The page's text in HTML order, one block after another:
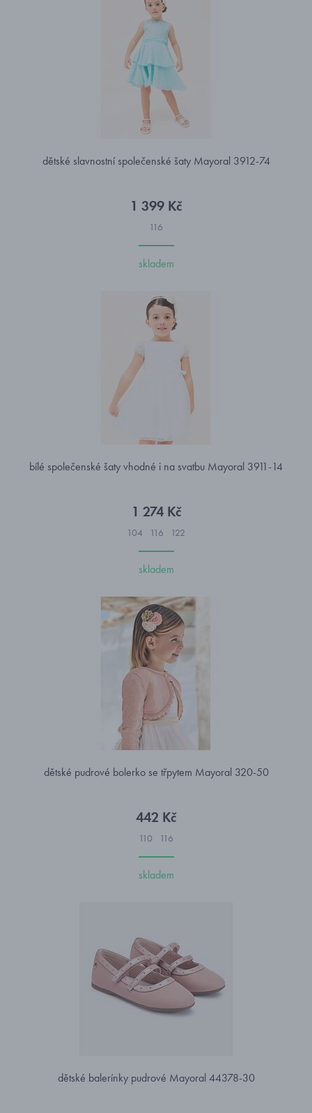
dětské slavnostní společenské šaty Mayoral 3912-74
1 399 Kč
116
skladem
bílé společenské šaty vhodné i na svatbu Mayoral 3911-14
1 274 Kč
104 116 122
skladem
dětské pudrové bolerko se třpytem Mayoral 320-50
442 Kč
110 116
skladem
dětské balerínky pudrové Mayoral 44378-30